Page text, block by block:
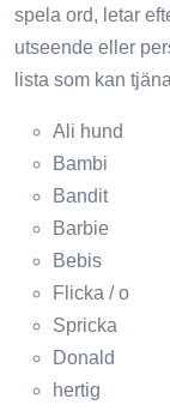
spela ord, letar
utseende eller
lista som kan
Ali hund
Bambi
Bandit
Barbie
Bebis
Flicka / o
Spricka
Donald
hertig